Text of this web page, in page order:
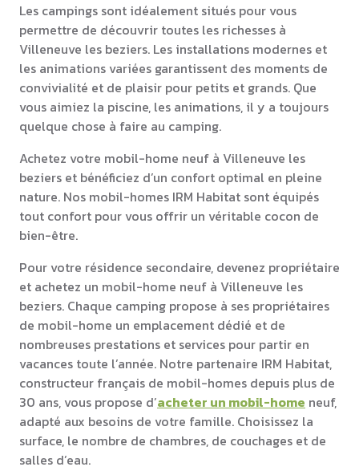
Les campings sont idéalement situés pour vous
permettre de découvrir toutes les richesses à
Villeneuve les beziers. Les installations modernes et
les animations variées garantissent des moments de
convivialité et de plaisir pour petits et grands. Que
vous aimiez la piscine, les animations, il y a toujours
quelque chose à faire au camping.
Achetez votre mobil-home neuf à Villeneuve les
beziers et bénéficiez d’un confort optimal en pleine
nature. Nos mobil-homes IRM Habitat sont équipés
tout confort pour vous offrir un véritable cocon de
bien-être.
Pour votre résidence secondaire, devenez propriétaire
et achetez un mobil-home neuf à Villeneuve les
beziers. Chaque camping propose à ses propriétaires
de mobil-home un emplacement dédié et de
nombreuses prestations et services pour partir en
vacances toute l’année. Notre partenaire IRM Habitat,
constructeur français de mobil-homes depuis plus de
30 ans, vous propose d’acheter un mobil-home neuf,
adapté aux besoins de votre famille. Choisissez la
surface, le nombre de chambres, de couchages et de
salles d’eau.